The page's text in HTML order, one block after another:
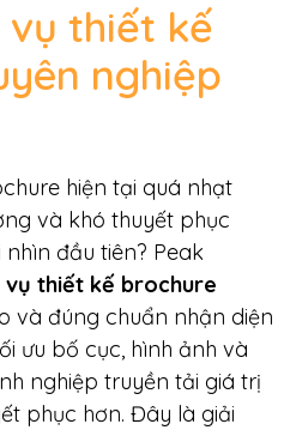
vụ thiết kế
nghiệp
hiện tại quá nhạt
và khó thuyết phục
đầu tiên? Peak
vụ thiết kế brochure
và đúng chuẩn nhận diện
ưu bố cục, hình ảnh và
nghiệp truyền tải giá trị
phục hơn. Đây là giải